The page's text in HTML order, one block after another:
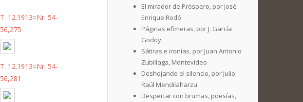
T. 12.1913=Nr. 54-
56,275
T. 12.1913=Nr. 54-
56,281
El mirador de Próspero, por José
Enrique Rodó
Páginas efimeras, por J. García
Godoy
Sátiras e ironías, por Juan Antonio
Zubillaga, Montevideo
Deshojando el silencio, por Julio
Raúl Mendilaharzu
Despertar con brumas, poesías,